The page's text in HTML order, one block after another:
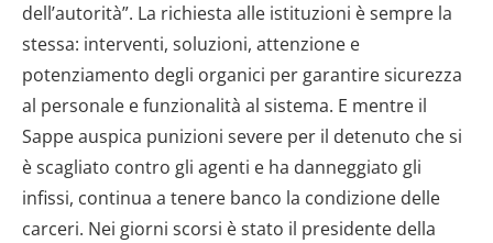
dell’autorità”. La richiesta alle istituzioni è sempre la
stessa: interventi, soluzioni, attenzione e
potenziamento degli organici per garantire sicurezza
al personale e funzionalità al sistema. E mentre il
Sappe auspica punizioni severe per il detenuto che si
è scagliato contro gli agenti e ha danneggiato gli
infissi, continua a tenere banco la condizione delle
carceri. Nei giorni scorsi è stato il presidente della